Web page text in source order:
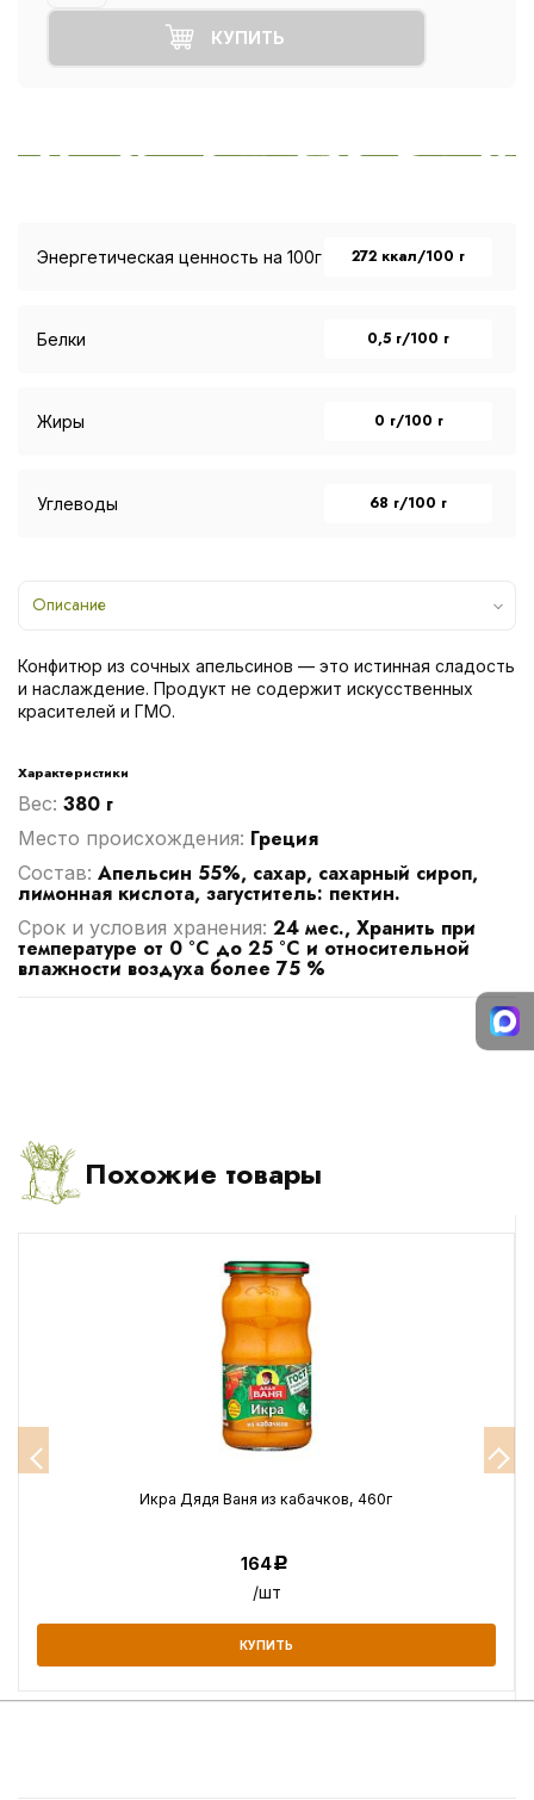
КУПИТЬ
Энергетическая ценность на 100г 272 ккал/100 г
Белки 0,5 г/100 г
Жиры 0 г/100 г
Углеводы 68 г/100 г
Описание
Конфитюр из сочных апельсинов — это истинная сладость
и наслаждение. Продукт не содержит искусственных
красителей и ГМО.
Характеристики
Вес: 380 г
Место происхождения: Греция
Cостав: Апельсин 55%, сахар, сахарный сироп,
лимонная кислота, загуститель: пектин.
Срок и условия хранения: 24 мес., Хранить при
температуре от 0 °С до 25 °С и относительной
влажности воздуха более 75 %
Похожие товары
Икра Дядя Ваня из кабачков, 460г
164Р
/шт
КУПИТЬ